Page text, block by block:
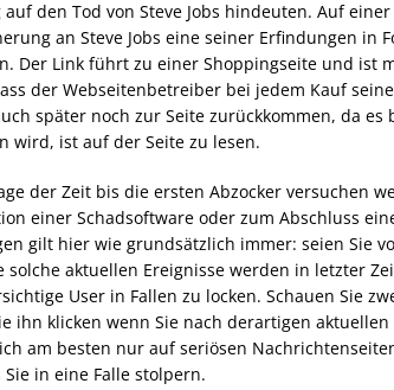
auf den Tod von Steve Jobs hindeuten. Auf
an Steve Jobs eine seiner Erfindungen in
Der Link führt zu einer Shoppingseite und ist
der Webseitenbetreiber bei jedem Kauf
später noch zur Seite zurückkommen, da es
wird, ist auf der Seite zu lesen.
der Zeit bis die ersten Abzocker versuchen
einer Schadsoftware oder zum Abschluss
gilt hier wie grundsätzlich immer: seien Sie
solche aktuellen Ereignisse werden in letzter
User in Fallen zu locken. Schauen Sie
ihn klicken wenn Sie nach derartigen
am besten nur auf seriösen
in eine Falle stolpern.